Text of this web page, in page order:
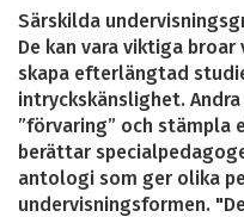
Särskilda
De kan vara viktiga
skapa efterlängtad
intryckskänslighet.
”förvaring” och stämpla
berättar
antologi som ger olika
undervisningsformen.